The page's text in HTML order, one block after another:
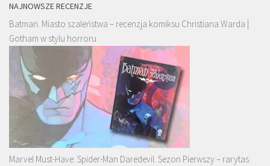
NAJNOWSZE RECENZJE
Batman. Miasto szaleństwa – recenzja komiksu Christiana Warda |
Gotham w stylu horroru
Marvel Must-Have: Spider-Man Daredevil. Sezon Pierwszy – rarytas